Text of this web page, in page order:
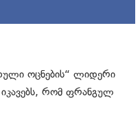
ოცნების“ ლიდერი
იკავებს, რომ ფრანგულ